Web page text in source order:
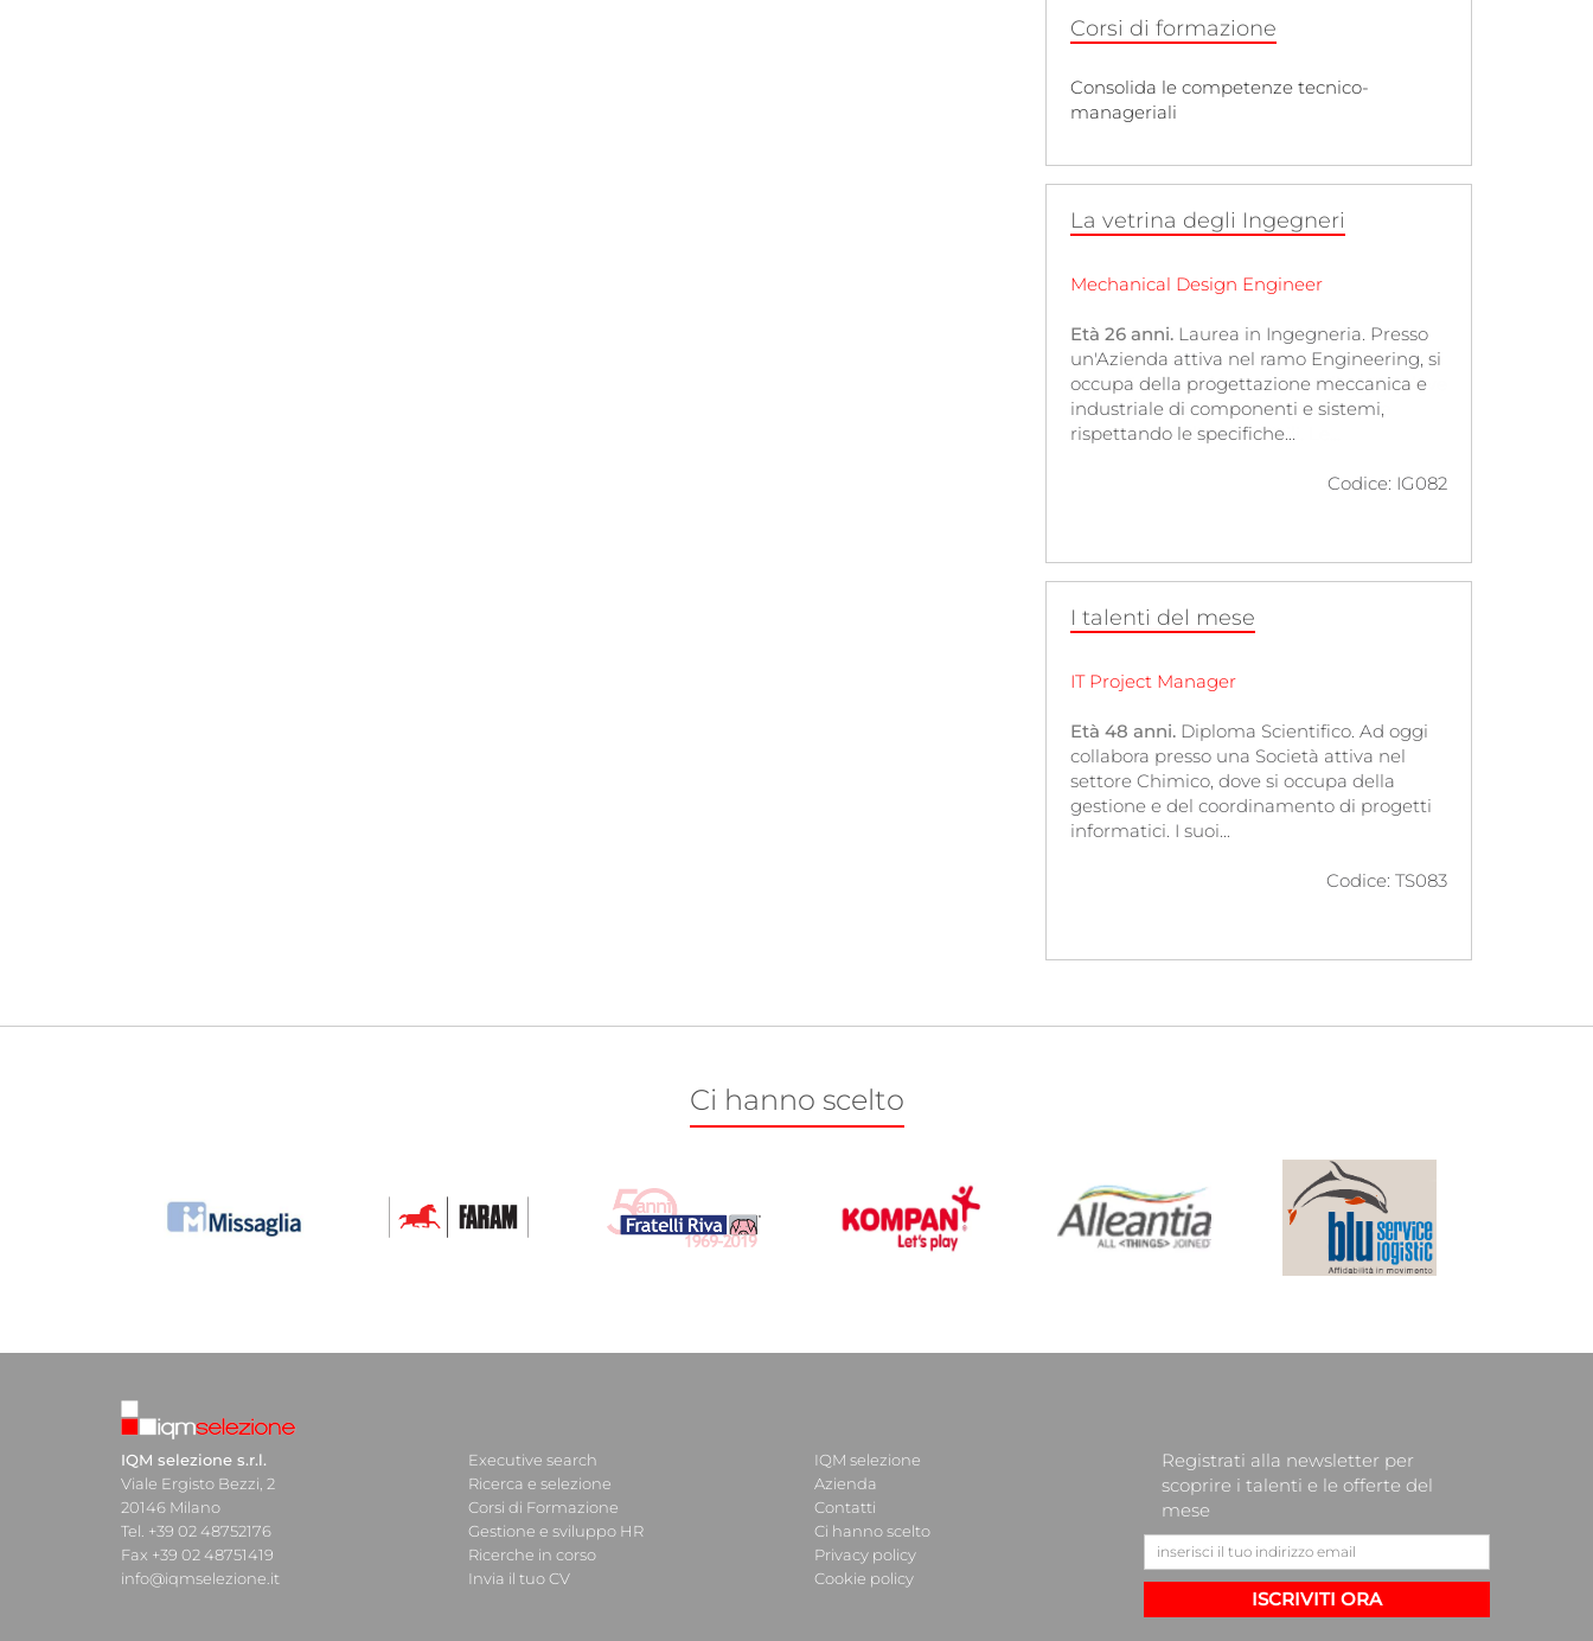
Corsi di formazione
Consolida le competenze tecnico-
manageriali
La vetrina degli Ingegneri
Mechanical Design Engineer
Età 26 anni. Laurea in Ingegneria. Presso
un'Azienda attiva nel ramo Engineering, si
occupa della progettazione meccanica e
industriale di componenti e sistemi,
rispettando le specifiche...
Codice: IG082
Ingegnere Civile
Età 48 anni. Laurea in Ingegneria.
Attualmente lavora presso un'Azienda
specializzata nel settore Metallurgico, dove
si occupa della progettazione e della
supervisione di opere civili. Le...
Codice: IG084
I talenti del mese
IT Project Manager
Età 48 anni. Diploma Scientifico. Ad oggi
collabora presso una Società attiva nel
settore Chimico, dove si occupa della
gestione e del coordinamento di progetti
informatici. I suoi...
Codice: TS083
Ci hanno scelto
IQM selezione s.r.l.
Viale Ergisto Bezzi, 2
20146 Milano
Tel. +39 02 48752176
Fax +39 02 48751419
info@iqmselezione.it
Executive search
Ricerca e selezione
Corsi di Formazione
Gestione e sviluppo HR
Ricerche in corso
Invia il tuo CV
IQM selezione
Azienda
Contatti
Ci hanno scelto
Privacy policy
Cookie policy
Registrati alla newsletter per
scoprire i talenti e le offerte del
mese
ISCRIVITI ORA